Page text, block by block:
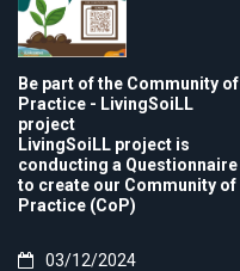
Be part of the Community of
Practice - LivingSoiLL
project
LivingSoiLL project is
conducting a Questionnaire
to create our Community of
Practice (CoP)
03/12/2024